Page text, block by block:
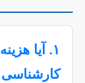
۱. آیا